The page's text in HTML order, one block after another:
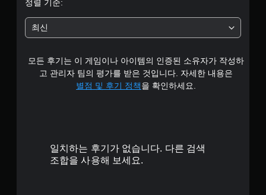
3
.
1
정렬 기준:
최신
모든 후기는 이 게임이나 아이템의 인증된 소유자가 작성하
고 관리자 팀의 평가를 받은 것입니다. 자세한 내용은
별점 및 후기 정책을 확인하세요.
일치하는 후기가 없습니다. 다른 검색
조합을 사용해 보세요.